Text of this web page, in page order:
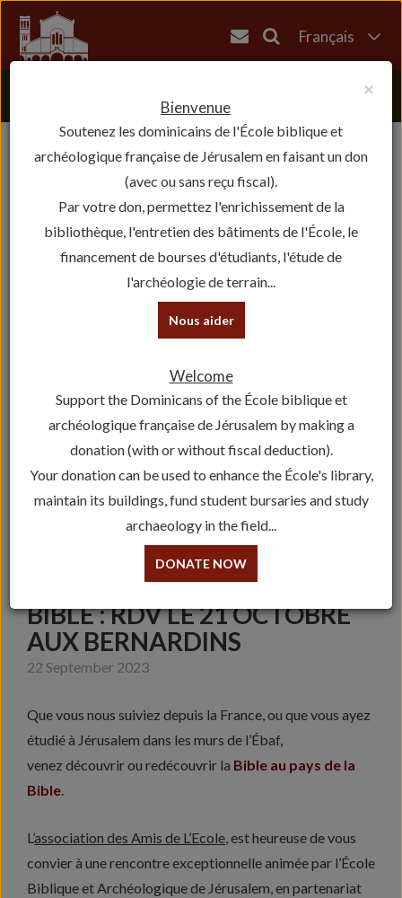
Français
עברית
LA BIBLE AU PAYS DE LA
BIBLE : RDV LE 21 OCTOBRE
AUX BERNARDINS
22 September 2023
Que vous nous suiviez depuis la France, ou que vous ayez
étudié à Jérusalem dans les murs de l’Ébaf,
venez découvrir ou redécouvrir la Bible au pays de la
Bible.
L’association des Amis de L’Ecole, est heureuse de vous
convier à une rencontre exceptionnelle animée par l’École
Biblique et Archéologique de Jérusalem, en partenariat
×
Bienvenue
Soutenez les dominicains de l'École biblique et
archéologique française de Jérusalem en faisant un don
(avec ou sans reçu fiscal).
Par votre don, permettez l'enrichissement de la
bibliothèque, l'entretien des bâtiments de l'École, le
financement de bourses d'étudiants, l'étude de
l'archéologie de terrain...
Nous aider
Welcome
Support the Dominicans of the École biblique et
archéologique française de Jérusalem by making a
donation (with or without fiscal deduction).
Your donation can be used to enhance the École's library,
maintain its buildings, fund student bursaries and study
archaeology in the field...
DONATE NOW